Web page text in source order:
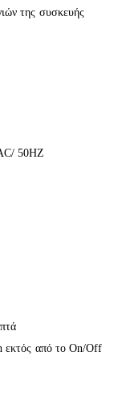
της συσκευής
50HZ
εκτός από το On/Off